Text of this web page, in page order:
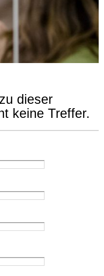
dieser
keine Treffer.